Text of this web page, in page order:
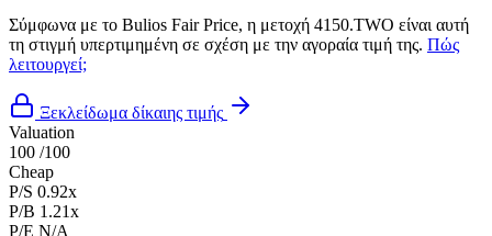
Σύμφωνα με το Bulios Fair Price, η μετοχή 4150.TWO είναι αυτή
τη στιγμή υπερτιμημένη σε σχέση με την αγοραία τιμή της. Πώς
λειτουργεί;
Ξεκλείδωμα δίκαιης τιμής
Valuation
100 /100
Cheap
P/S 0.92x
P/B 1.21x
P/E N/A